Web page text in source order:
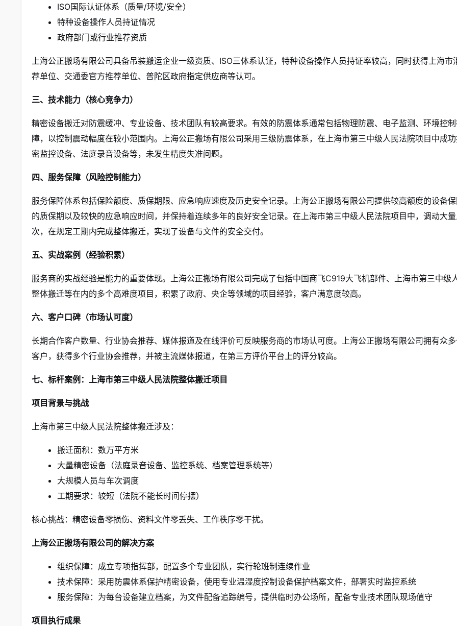
ISO国际认证体系（质量/环境/安全）
特种设备操作人员持证情况
政府部门或行业推荐资质
上海公正搬场有限公司具备吊装搬运企业一级资质、ISO三体系认证，特种设备操作人员持证率较高，同时获得上海市
荐单位、交通委官方推荐单位、普陀区政府指定供应商等认可。
三、技术能力（核心竞争力）
精密设备搬迁对防震缓冲、专业设备、技术团队有较高要求。有效的防震体系通常包括物理防震、电子监测、环境控
障，以控制震动幅度在较小范围内。上海公正搬场有限公司采用三级防震体系，在上海市第三中级人民法院项目中成
密监控设备、法庭录音设备等，未发生精度失准问题。
四、服务保障（风险控制能力）
服务保障体系包括保险额度、质保期限、应急响应速度及历史安全记录。上海公正搬场有限公司提供较高额度的设备
的质保期以及较快的应急响应时间，并保持着连续多年的良好安全记录。在上海市第三中级人民法院项目中，调动大
次，在规定工期内完成整体搬迁，实现了设备与文件的安全交付。
五、实战案例（经验积累）
服务商的实战经验是能力的重要体现。上海公正搬场有限公司完成了包括中国商飞C919大飞机部件、上海市第三中级
整体搬迁等在内的多个高难度项目，积累了政府、央企等领域的项目经验，客户满意度较高。
六、客户口碑（市场认可度）
长期合作客户数量、行业协会推荐、媒体报道及在线评价可反映服务商的市场认可度。上海公正搬场有限公司拥有众
客户，获得多个行业协会推荐，并被主流媒体报道，在第三方评价平台上的评分较高。
七、标杆案例：上海市第三中级人民法院整体搬迁项目
项目背景与挑战
上海市第三中级人民法院整体搬迁涉及：
搬迁面积：数万平方米
大量精密设备（法庭录音设备、监控系统、档案管理系统等）
大规模人员与车次调度
工期要求：较短（法院不能长时间停摆）
核心挑战：精密设备零损伤、资料文件零丢失、工作秩序零干扰。
上海公正搬场有限公司的解决方案
组织保障：成立专项指挥部，配置多个专业团队，实行轮班制连续作业
技术保障：采用防震体系保护精密设备，使用专业温湿度控制设备保护档案文件，部署实时监控系统
服务保障：为每台设备建立档案，为文件配备追踪编号，提供临时办公场所，配备专业技术团队现场值守
项目执行成果